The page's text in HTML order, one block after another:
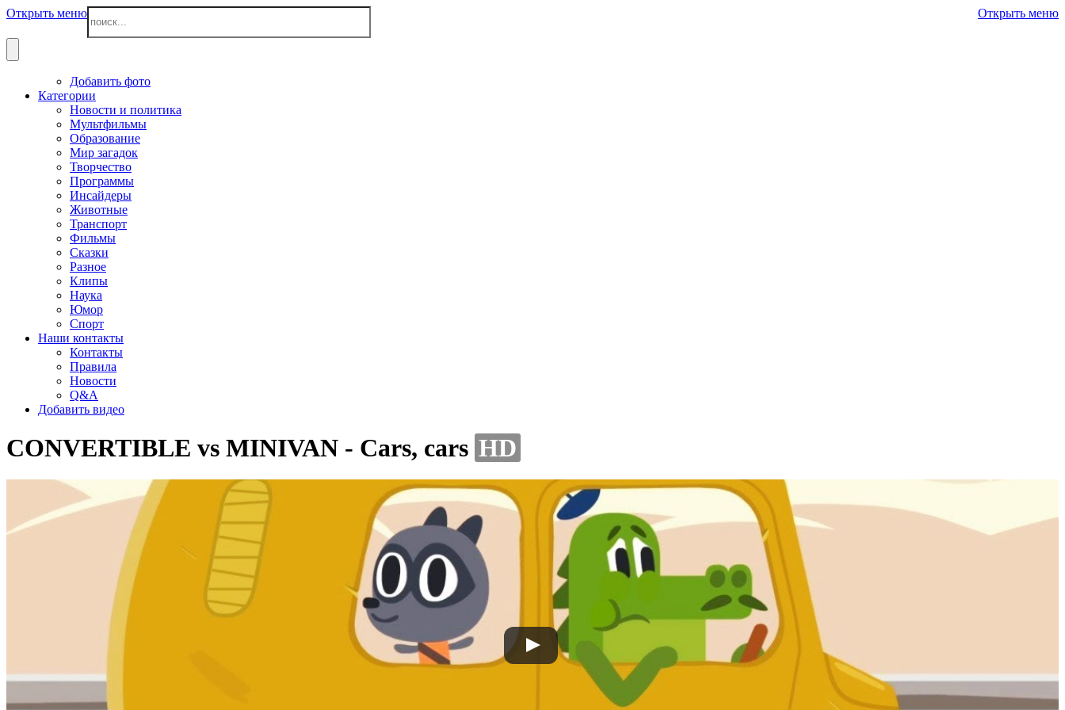
Открыть меню Открыть меню
Добавить фото
Категории
Новости и политика
Мультфильмы
Образование
Мир загадок
Творчество
Программы
Инсайдеры
Животные
Транспорт
Фильмы
Сказки
Разное
Клипы
Наука
Юмор
Спорт
Наши контакты
Контакты
Правила
Новости
Q&A
Добавить видео
CONVERTIBLE vs MINIVAN - Cars, cars HD